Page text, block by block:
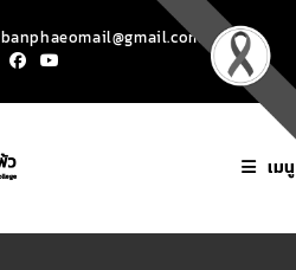
banphaeomail@gmail.com
เมนู